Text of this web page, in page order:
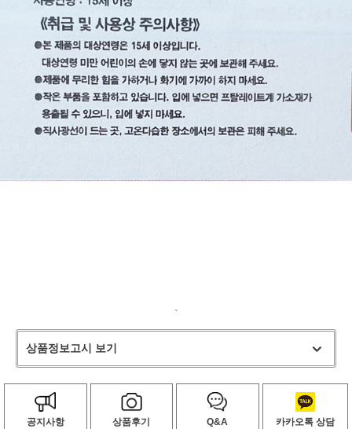
`
상품정보고시 보기
공지사항 상품후기 Q&A 카카오톡 상담